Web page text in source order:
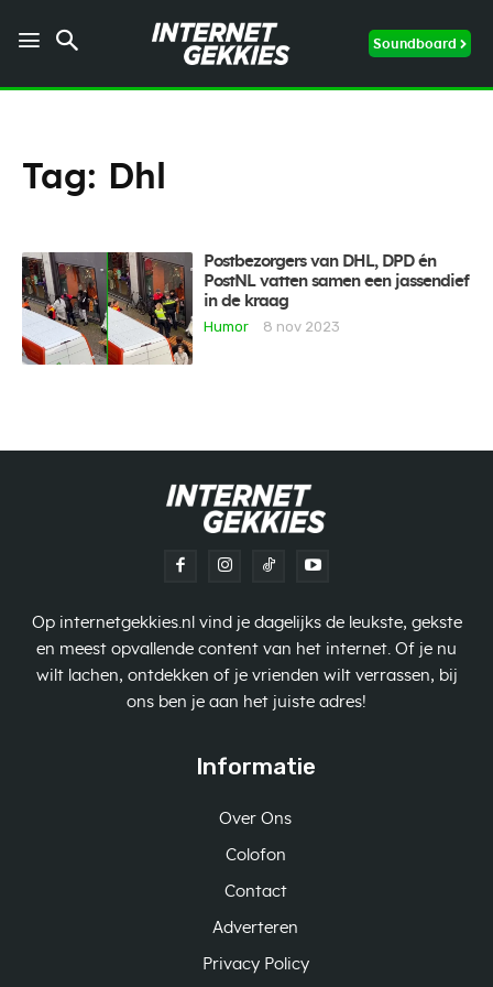
Soundboard
Tag: Dhl
Postbezorgers van DHL, DPD én
PostNL vatten samen een jassendief
in de kraag
Humor
8 nov 2023
Op internetgekkies.nl vind je dagelijks de leukste, gekste
en meest opvallende content van het internet. Of je nu
wilt lachen, ontdekken of je vrienden wilt verrassen, bij
ons ben je aan het juiste adres!
Informatie
Over Ons
Colofon
Contact
Adverteren
Privacy Policy